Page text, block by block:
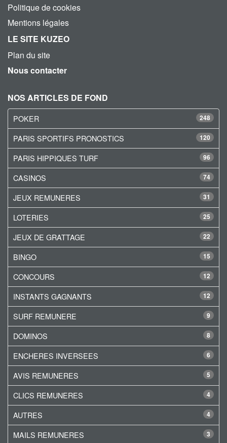
Politique de cookies
Mentions légales
LE SITE KUZEO
Plan du site
Nous contacter
NOS ARTICLES DE FOND
248
POKER
120
PARIS SPORTIFS PRONOSTICS
96
PARIS HIPPIQUES TURF
74
CASINOS
31
JEUX REMUNERES
25
LOTERIES
22
JEUX DE GRATTAGE
15
BINGO
12
CONCOURS
12
INSTANTS GAGNANTS
9
SURF REMUNERE
8
DOMINOS
6
ENCHERES INVERSEES
5
AVIS REMUNERES
4
CLICS REMUNERES
4
AUTRES
3
MAILS REMUNERES